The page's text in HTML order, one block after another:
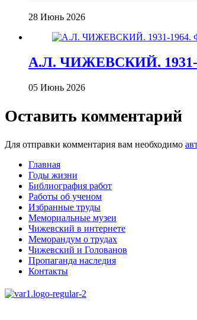
28 Июнь 2026
А.Л. ЧИЖЕВСКИЙ.
05 Июнь 2026
Оставить комментарий
Для отправки комментария вам необходимо
Главная
Годы жизни
Библиография работ
Работы об ученом
Избранные труды
Мемориальные музеи
Чижевский в интернете
Меморандум о трудах
Чижевский и Голованов
Пропаганда наследия
Контакты